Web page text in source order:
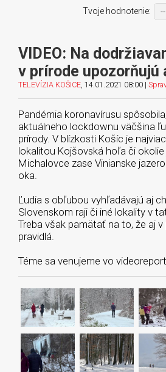
Tvoje hodnotenie:
VIDEO: Na
v prírode upozorňujú
TELEVÍZIA KOŠICE , 14.01.2021 08:00 |
Pandémia koronavírusu
aktuálneho lockdownu väčšina
prírody. V blízkosti Košíc je
lokalitou Kojšovská hoľa či okolie
Michalovce zase Vinianske
oka.
Ľudia s obľubou vyhľadávajú aj
Slovenskom raji či iné lokality v
Treba však pamätať na to, že aj v
pravidlá.
Téme sa venujeme vo